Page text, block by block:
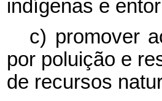
indígenas e
c) promover
por poluição e
de recursos